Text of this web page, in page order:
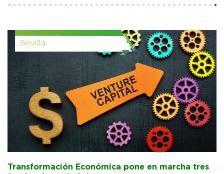
Sevilla
Transformación Económica pone en marcha tres